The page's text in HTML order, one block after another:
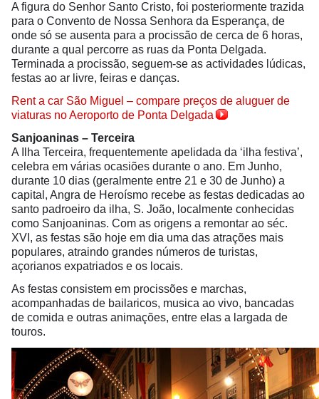
A figura do Senhor Santo Cristo, foi posteriormente trazida
para o Convento de Nossa Senhora da Esperança, de
onde só se ausenta para a procissão de cerca de 6 horas,
durante a qual percorre as ruas da Ponta Delgada.
Terminada a procissão, seguem-se as actividades lúdicas,
festas ao ar livre, feiras e danças.
Rent a car São Miguel – compare preços de aluguer de
viaturas no Aeroporto de Ponta Delgada
Sanjoaninas – Terceira
A Ilha Terceira, frequentemente apelidada da ‘ilha festiva’,
celebra em várias ocasiões durante o ano. Em Junho,
durante 10 dias (geralmente entre 21 e 30 de Junho) a
capital, Angra de Heroísmo recebe as festas dedicadas ao
santo padroeiro da ilha, S. João, localmente conhecidas
como Sanjoaninas. Com as origens a remontar ao séc.
XVI, as festas são hoje em dia uma das atrações mais
populares, atraindo grandes números de turistas,
açorianos expatriados e os locais.
As festas consistem em procissões e marchas,
acompanhadas de bailaricos, musica ao vivo, bancadas
de comida e outras animações, entre elas a largada de
touros.